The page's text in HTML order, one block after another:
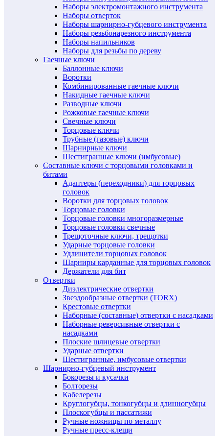
Наборы электромонтажного инструмента
Наборы отверток
Наборы шарнирно-губцевого инструмента
Наборы резьбонарезного инструмента
Наборы напильников
Наборы для резьбы по дереву
Гаечные ключи
Баллонные ключи
Воротки
Комбинированные гаечные ключи
Накидные гаечные ключи
Разводные ключи
Рожковые гаечные ключи
Свечные ключи
Торцовые ключи
Трубные (газовые) ключи
Шарнирные ключи
Шестигранные ключи (имбусовые)
Составные ключи с торцовыми головками и
битами
Адаптеры (переходники) для торцовых
головок
Воротки для торцовых головок
Торцовые головки
Торцовые головки многоразмерные
Торцовые головки свечные
Трещоточные ключи, трещотки
Ударные торцовые головки
Удлинители торцовых головок
Шарниры карданные для торцовых головок
Держатели для бит
Отвертки
Диэлектрические отвертки
Звездообразные отвертки (TORX)
Крестовые отвертки
Наборные (составные) отвертки с насадками
Наборные реверсивные отвертки с
насадками
Плоские шлицевые отвертки
Ударные отвертки
Шестигранные, имбусовые отвертки
Шарнирно-губцевый инструмент
Бокорезы и кусачки
Болторезы
Кабелерезы
Круглогубцы, тонкогубцы и длинногубцы
Плоскогубцы и пассатижи
Ручные ножницы по металлу
Ручные пресс-клещи